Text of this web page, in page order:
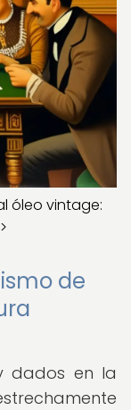
óleo vintage:
de
dados en la